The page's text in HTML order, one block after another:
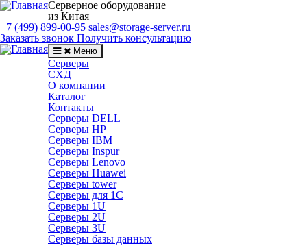
Серверное оборудование
из Китая
+7 (499) 899-00-95 sales@storage-server.ru
Заказать звонок Получить консультацию
Меню
Серверы
СХД
О компании
Каталог
Контакты
Серверы DELL
Серверы HP
Серверы IBM
Серверы Inspur
Серверы Lenovo
Серверы Huawei
Серверы tower
Серверы для 1C
Серверы 1U
Серверы 2U
Серверы 3U
Серверы базы данных